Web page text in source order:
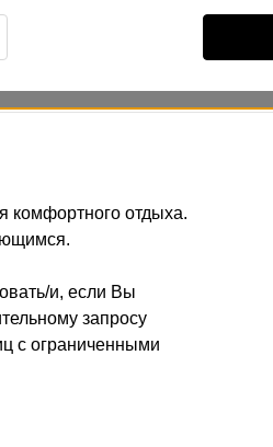
комфортного отдыха.
и, если Вы
запросу
с ограниченными